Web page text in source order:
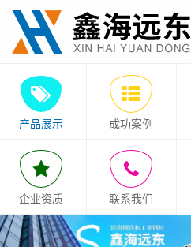
产品展示 成功案例
企业资质 联系我们